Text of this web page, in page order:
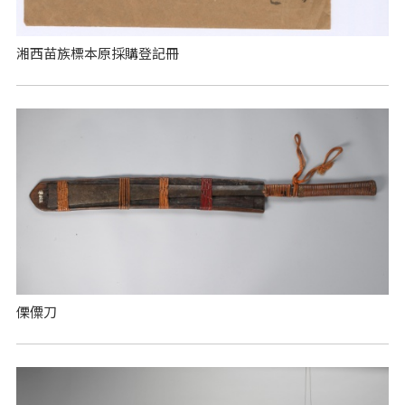
湘西苗族標本原採購登記冊
傈僳刀